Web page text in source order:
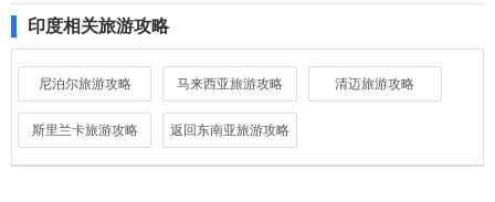
印度相关旅游攻略
尼泊尔旅游攻略 马来西亚旅游攻略 清迈旅游攻略
斯里兰卡旅游攻略 返回东南亚旅游攻略